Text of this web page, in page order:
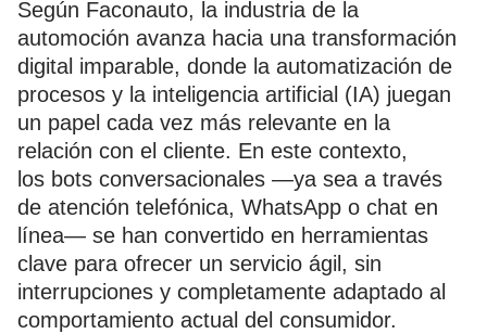
Según Faconauto, la industria de la
automoción avanza hacia una transformación
digital imparable, donde la automatización de
procesos y la inteligencia artificial (IA) juegan
un papel cada vez más relevante en la
relación con el cliente. En este contexto,
los bots conversacionales —ya sea a través
de atención telefónica, WhatsApp o chat en
línea— se han convertido en herramientas
clave para ofrecer un servicio ágil, sin
interrupciones y completamente adaptado al
comportamiento actual del consumidor.